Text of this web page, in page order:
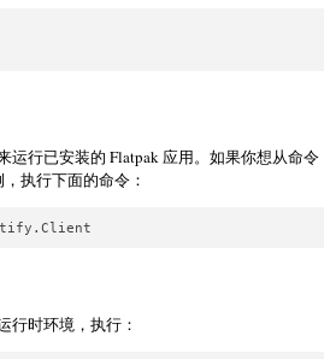
运行已安装的 Flatpak 应用。如果你想从命令
执行下面的命令：
行时环境，执行：